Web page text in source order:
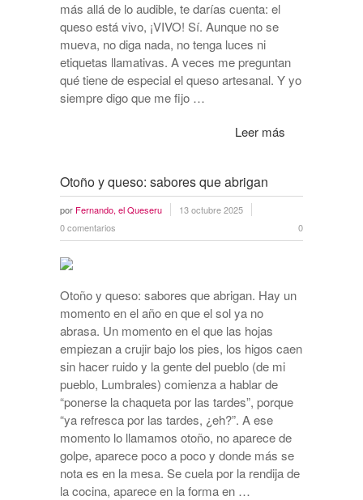
más allá de lo audible, te darías cuenta: el
queso está vivo, ¡VIVO! Sí. Aunque no se
mueva, no diga nada, no tenga luces ni
etiquetas llamativas. A veces me preguntan
qué tiene de especial el queso artesanal. Y yo
siempre digo que me fijo …
Leer más
Otoño y queso: sabores que abrigan
por Fernando, el Queseru
13 octubre 2025
0 comentarios
0
Otoño y queso: sabores que abrigan. Hay un
momento en el año en que el sol ya no
abrasa. Un momento en el que las hojas
empiezan a crujir bajo los pies, los higos caen
sin hacer ruido y la gente del pueblo (de mi
pueblo, Lumbrales) comienza a hablar de
“ponerse la chaqueta por las tardes”, porque
“ya refresca por las tardes, ¿eh?”. A ese
momento lo llamamos otoño, no aparece de
golpe, aparece poco a poco y donde más se
nota es en la mesa. Se cuela por la rendija de
la cocina, aparece en la forma en …